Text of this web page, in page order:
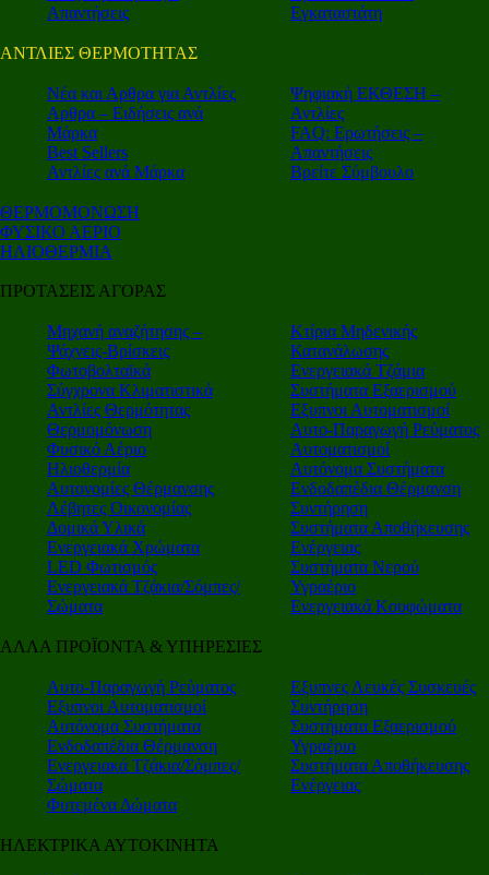
Απαντήσεις
Εγκαταστάτη
ΑΝΤΛΙΕΣ ΘΕΡΜΟΤΗΤΑΣ
Nέα και Αρθρα για Αντλίες
Αρθρα – Ειδήσεις ανά
Μάρκα
Best Sellers
Αντλίες ανά Μάρκα
Ψηφιακή ΕΚΘΕΣΗ –
Αντλίες
FAQ: Ερωτήσεις –
Απαντήσεις
Βρείτε Σύμβουλο
ΘΕΡΜΟΜΟΝΩΣΗ
ΦΥΣΙΚΟ ΑΕΡΙΟ
ΗΛΙΟΘΕΡΜΙΑ
ΠΡΟΤΑΣΕΙΣ ΑΓΟΡΑΣ
Μηχανή αναζήτησης –
Ψάχνεις-Βρίσκεις
Φωτοβολταϊκά
Σύγχρονα Κλιματιστικά
Αντλίες Θερμότητας
Θερμομόνωση
Φυσικό Αέριο
Ηλιοθερμία
Αυτονομίες Θέρμανσης
Λέβητες Οικονομίας
Δομικά Υλικά
Ενεργειακά Χρώματα
LED Φωτισμός
Ενεργειακά Τζάκια/Σόμπες/
Σώματα
Κτίρια Μηδενικής
Κατανάλωσης
Ενεργειακά Τζάμια
Συστήματα Εξαερισμού
Εξυπνοι Αυτοματισμοί
Αυτο-Παραγωγή Ρεύματος
Αυτοματισμοί
Αυτόνομα Συστήματα
Ενδοδαπέδια Θέρμανση
Συντήρηση
Συστήματα Αποθήκευσης
Ενέργειας
Συστήματα Νερού
Υγραέριο
Ενεργειακά Κουφώματα
ΑΛΛΑ ΠΡΟΪΟΝΤΑ & ΥΠΗΡΕΣΙΕΣ
Αυτο-Παραγωγή Ρεύματος
Εξυπνοι Αυτοματισμοί
Αυτόνομα Συστήματα
Ενδοδαπέδια Θέρμανση
Ενεργειακά Τζάκια/Σόμπες/
Σώματα
Φυτεμένα Δώματα
Εξυπνες Λευκές Συσκευές
Συντήρηση
Συστήματα Εξαερισμού
Υγραέριο
Συστήματα Αποθήκευσης
Ενέργειας
ΗΛΕΚΤΡΙΚΑ ΑΥΤΟΚΙΝΗΤΑ